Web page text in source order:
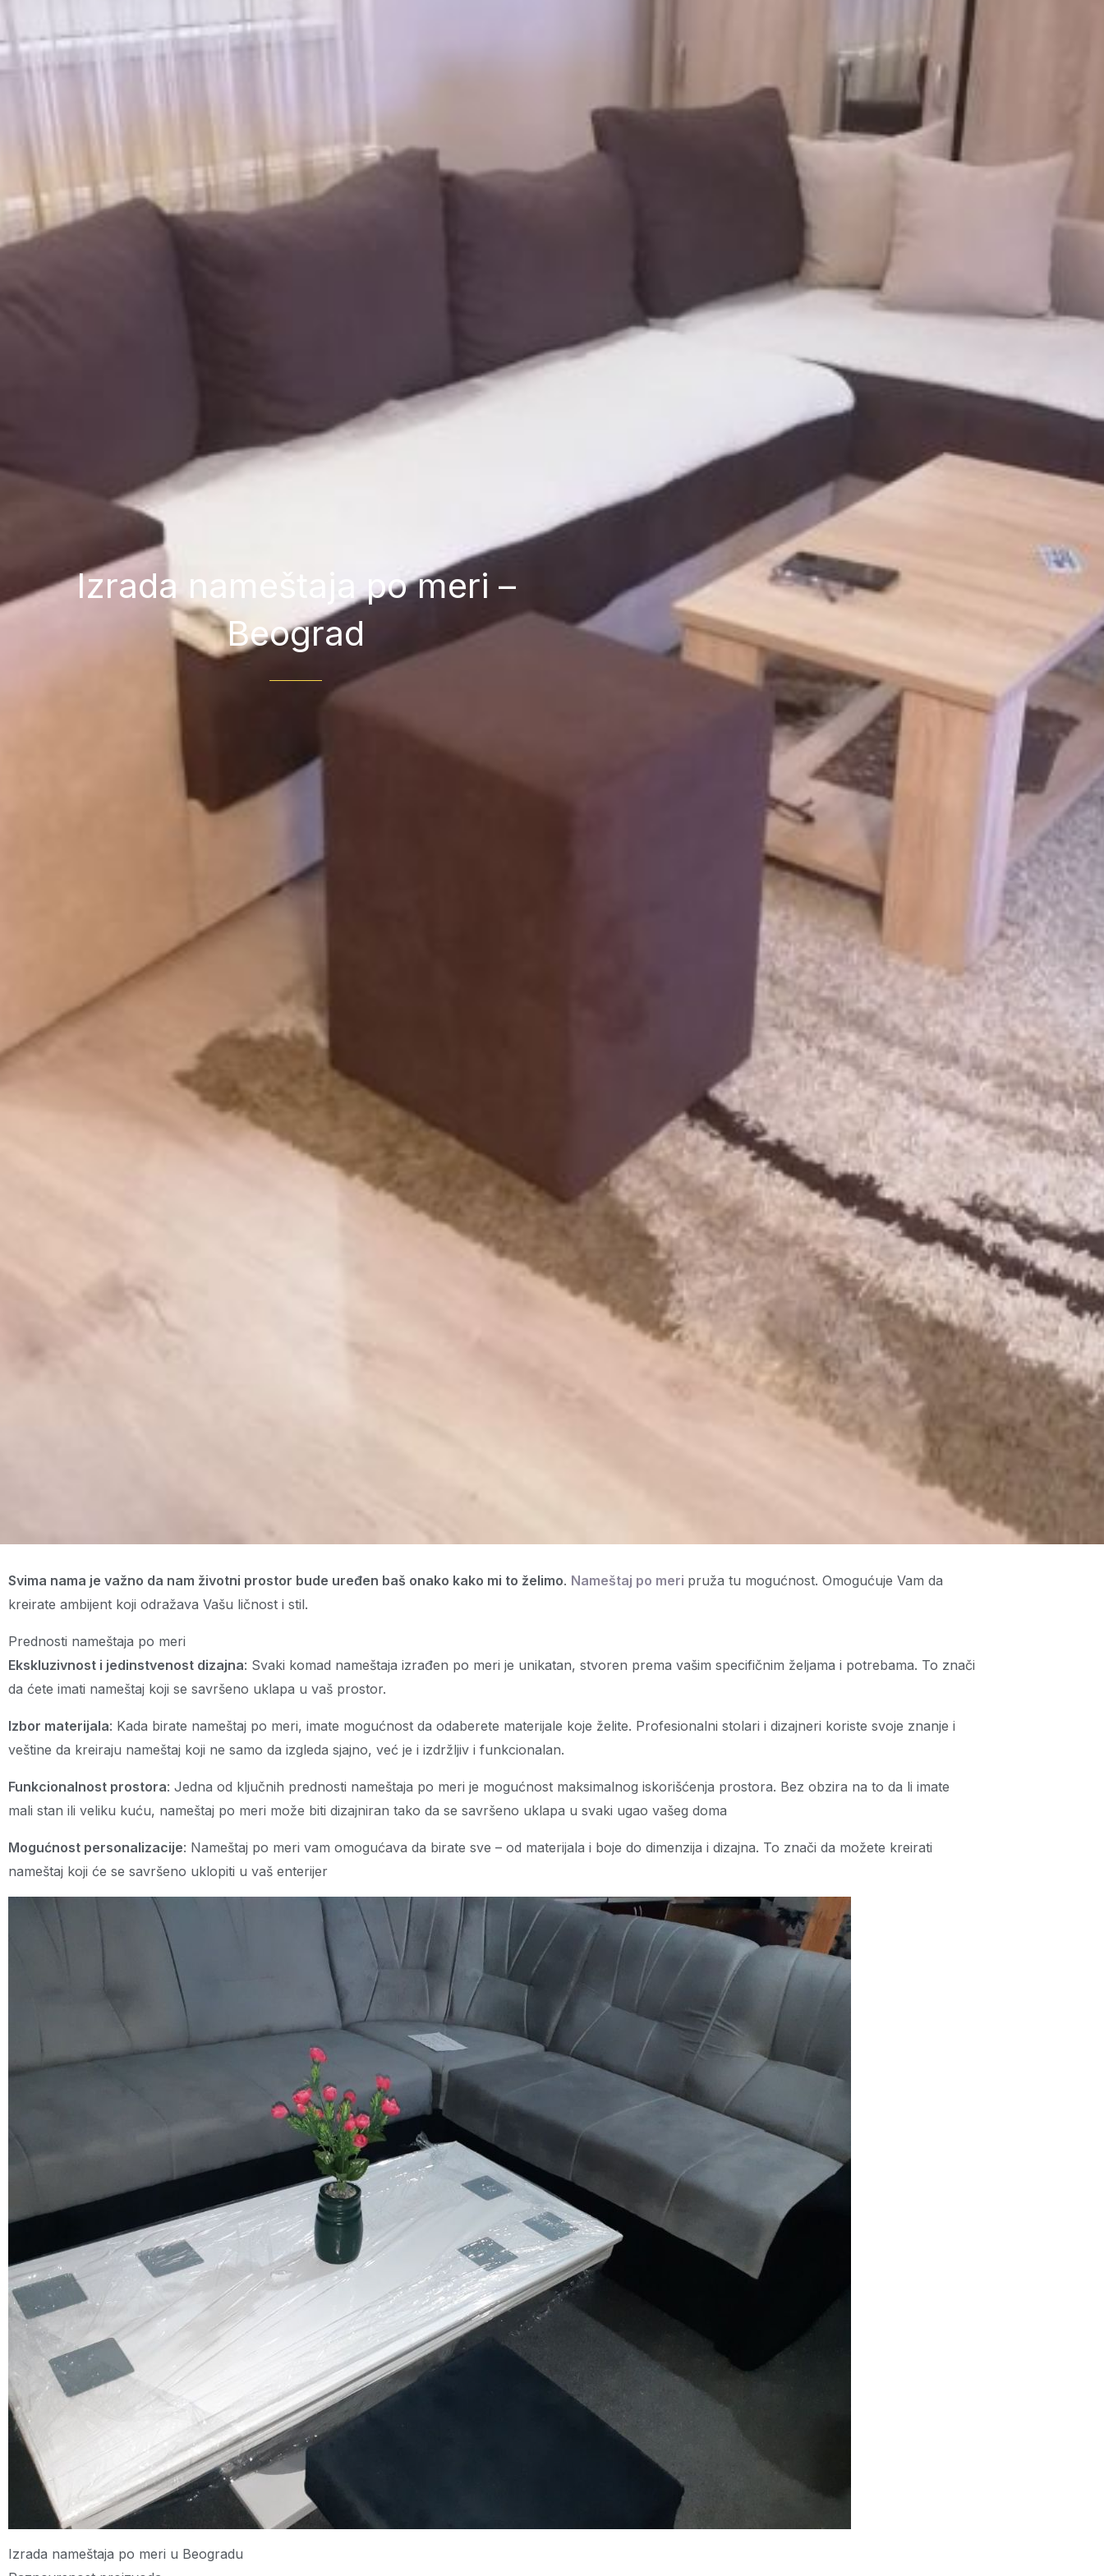
Izrada nameštaja po meri –
Beograd
Svima nama je važno da nam životni prostor bude uređen baš onako kako mi to želimo. Nameštaj po meri pruža tu mogućnost. Omogućuje Vam da
kreirate ambijent koji odražava Vašu ličnost i stil.
Prednosti nameštaja po meri
Ekskluzivnost i jedinstvenost dizajna: Svaki komad nameštaja izrađen po meri je unikatan, stvoren prema vašim specifičnim željama i potrebama. To znači
da ćete imati nameštaj koji se savršeno uklapa u vaš prostor.
Izbor materijala: Kada birate nameštaj po meri, imate mogućnost da odaberete materijale koje želite. Profesionalni stolari i dizajneri koriste svoje znanje i
veštine da kreiraju nameštaj koji ne samo da izgleda sjajno, već je i izdržljiv i funkcionalan.
Funkcionalnost prostora: Jedna od ključnih prednosti nameštaja po meri je mogućnost maksimalnog iskorišćenja prostora. Bez obzira na to da li imate
mali stan ili veliku kuću, nameštaj po meri može biti dizajniran tako da se savršeno uklapa u svaki ugao vašeg doma
Mogućnost personalizacije: Nameštaj po meri vam omogućava da birate sve – od materijala i boje do dimenzija i dizajna. To znači da možete kreirati
nameštaj koji će se savršeno uklopiti u vaš enterijer
Izrada nameštaja po meri u Beogradu